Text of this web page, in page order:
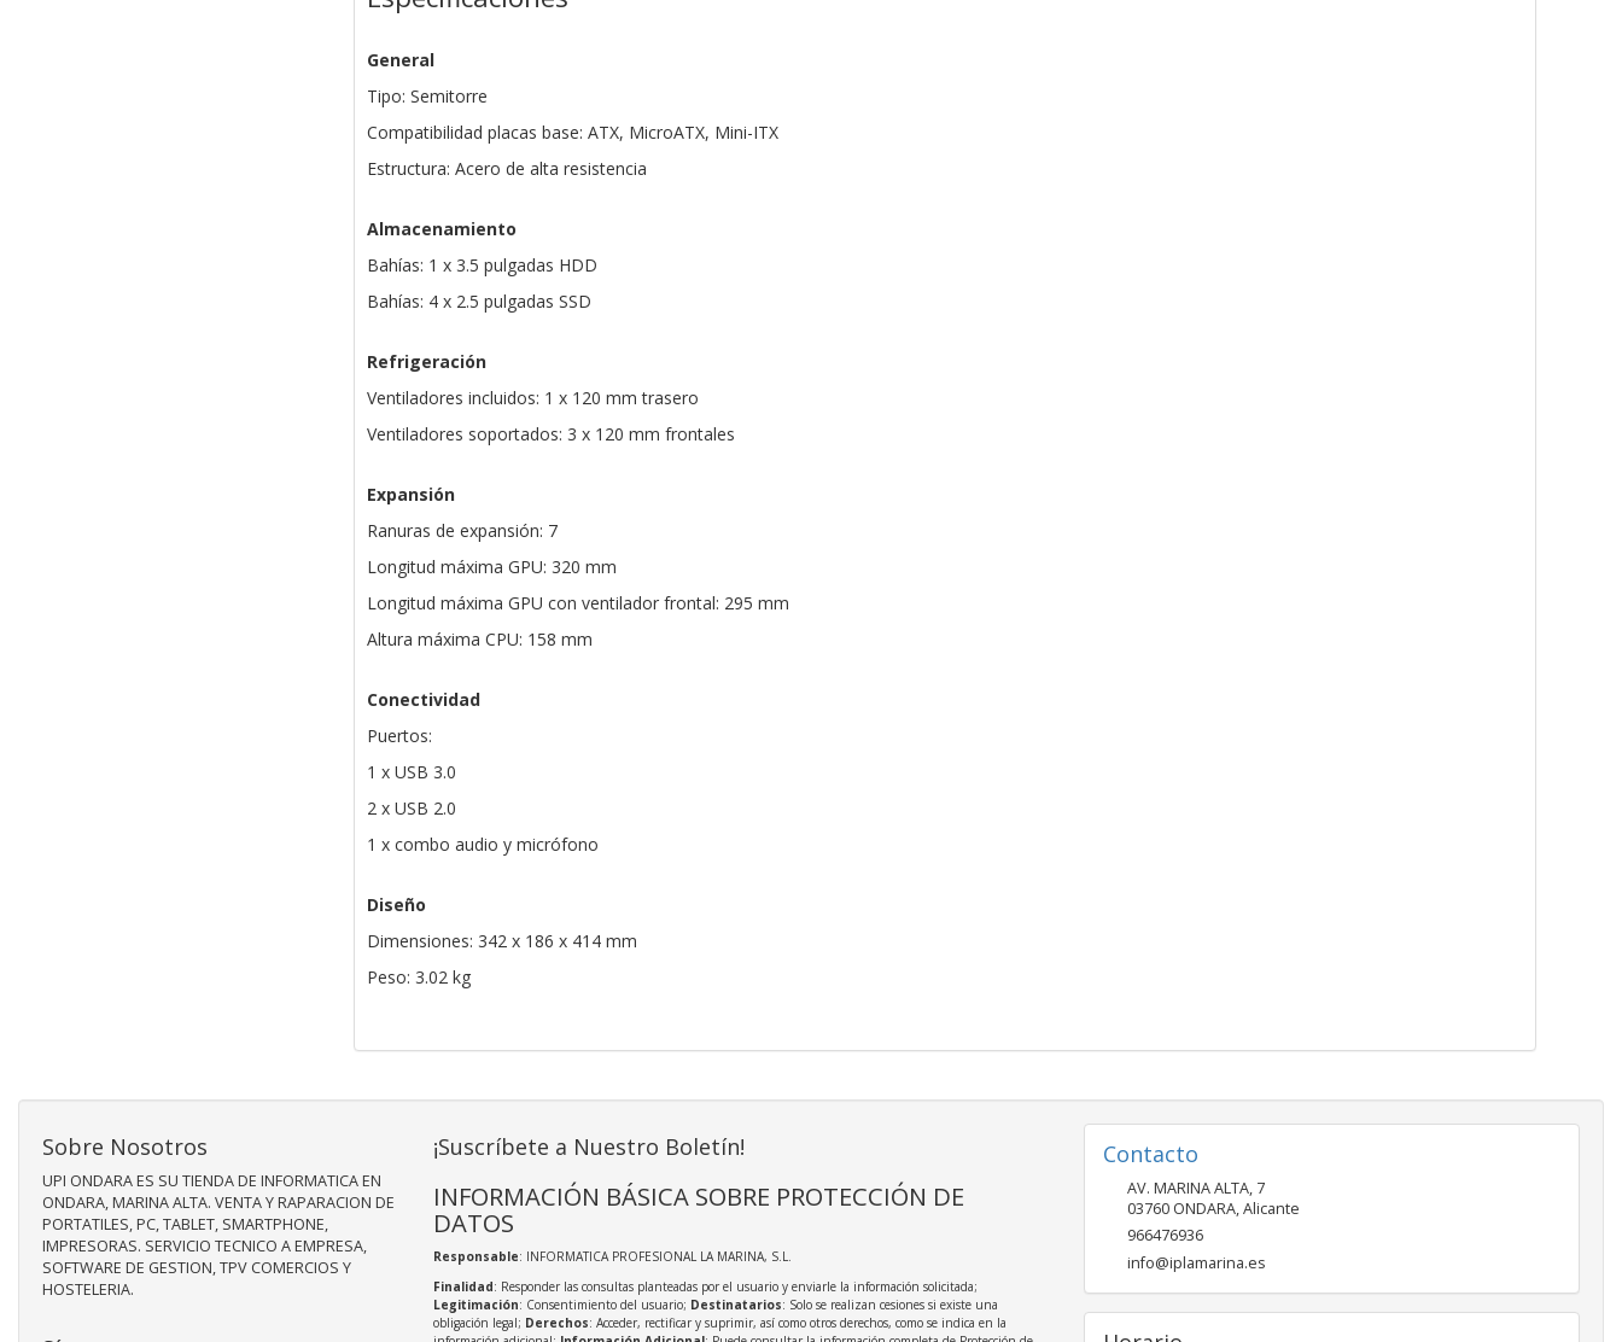
General
Tipo: Semitorre
Compatibilidad placas base: ATX, MicroATX, Mini-ITX
Estructura: Acero de alta resistencia
Almacenamiento
Bahías: 1 x 3.5 pulgadas HDD
Bahías: 4 x 2.5 pulgadas SSD
Refrigeración
Ventiladores incluidos: 1 x 120 mm trasero
Ventiladores soportados: 3 x 120 mm frontales
Expansión
Ranuras de expansión: 7
Longitud máxima GPU: 320 mm
Longitud máxima GPU con ventilador frontal: 295 mm
Altura máxima CPU: 158 mm
Conectividad
Puertos:
1 x USB 3.0
2 x USB 2.0
1 x combo audio y micrófono
Diseño
Dimensiones: 342 x 186 x 414 mm
Peso: 3.02 kg
Sobre Nosotros
UPI ONDARA ES SU TIENDA DE INFORMATICA EN
ONDARA, MARINA ALTA. VENTA Y RAPARACION DE
PORTATILES, PC, TABLET, SMARTPHONE,
IMPRESORAS. SERVICIO TECNICO A EMPRESA,
SOFTWARE DE GESTION, TPV COMERCIOS Y
HOSTELERIA.
¡Suscríbete a Nuestro Boletín!
INFORMACIÓN BÁSICA SOBRE PROTECCIÓN DE
DATOS
Responsable: INFORMATICA PROFESIONAL LA MARINA, S.L.
Finalidad: Responder las consultas planteadas por el usuario y enviarle la información solicitada;
Legitimación: Consentimiento del usuario; Destinatarios: Solo se realizan cesiones si existe una
obligación legal; Derechos: Acceder, rectificar y suprimir, así como otros derechos, como se indica en la
Contacto
AV. MARINA ALTA, 7
03760 ONDARA,Alicante
966476936
info@iplamarina.es